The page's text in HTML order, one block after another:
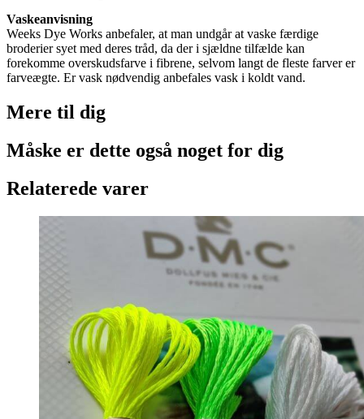
Vaskeanvisning
Weeks Dye Works anbefaler, at man undgår at vaske færdige
broderier syet med deres tråd, da der i sjældne tilfælde kan
forekomme overskudsfarve i fibrene, selvom langt de fleste farver er
farveægte. Er vask nødvendig anbefales vask i koldt vand.
Mere til dig
Måske er dette også noget for dig
Relaterede varer